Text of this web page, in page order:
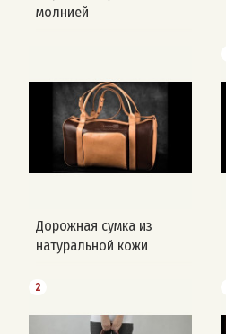
молнией
Дорожная сумка из
натуральной кожи
2